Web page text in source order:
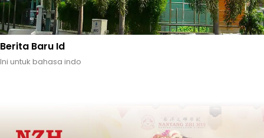
Berita Baru Id
Ini untuk bahasa indo